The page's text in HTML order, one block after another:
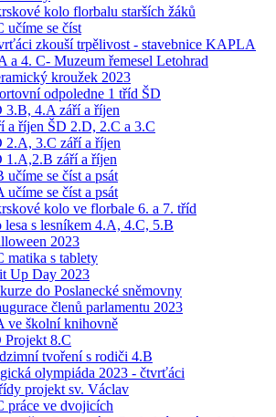
kolo florbalu starších žáků
učíme se číst
zkouší trpělivost - stavebnice KAPLA
a 4. C- Muzeum řemesel Letohrad
kroužek 2023
odpoledne 1 tříd ŠD
3.B, 4.A září a říjen
a říjen ŠD 2.D, 2.C a 3.C
2.A, 3.C září a říjen
1.A,2.B září a říjen
učíme se číst a psát
učíme se číst a psát
kolo ve florbale 6. a 7. tříd
lesa s lesníkem 4.A, 4.C, 5.B
2023
matika s tablety
Up Day 2023
do Poslanecké sněmovny
členů parlamentu 2023
ve školní knihovně
Projekt 8.C
tvoření s rodiči 4.B
olympiáda 2023 - čtvrťáci
projekt sv. Václav
práce ve dvojicích